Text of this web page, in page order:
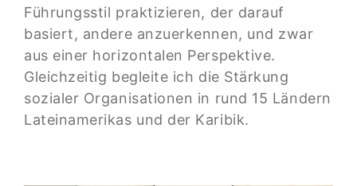
Führungsstil praktizieren, der darauf
basiert, andere anzuerkennen, und zwar
aus einer horizontalen Perspektive.
Gleichzeitig begleite ich die Stärkung
sozialer Organisationen in rund 15 Ländern
Lateinamerikas und der Karibik.